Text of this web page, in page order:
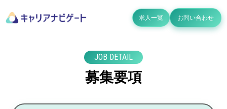
求人一覧 お問い合わせ
JOB DETAIL
募集要項